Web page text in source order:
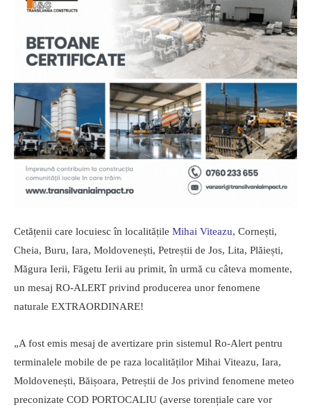
Cetățenii care locuiesc în localitățile Mihai Viteazu, Cornești,
Cheia, Buru, Iara, Moldovenești, Petreștii de Jos, Lita, Plăiești,
Măgura Ierii, Făgetu Ierii au primit, în urmă cu câteva momente,
un mesaj RO-ALERT privind producerea unor fenomene
naturale EXTRAORDINARE!
„A fost emis mesaj de avertizare prin sistemul Ro-Alert pentru
terminalele mobile de pe raza localităților Mihai Viteazu, Iara,
Moldovenești, Băișoara, Petreștii de Jos privind fenomene meteo
preconizate COD PORTOCALIU (averse torențiale care vor